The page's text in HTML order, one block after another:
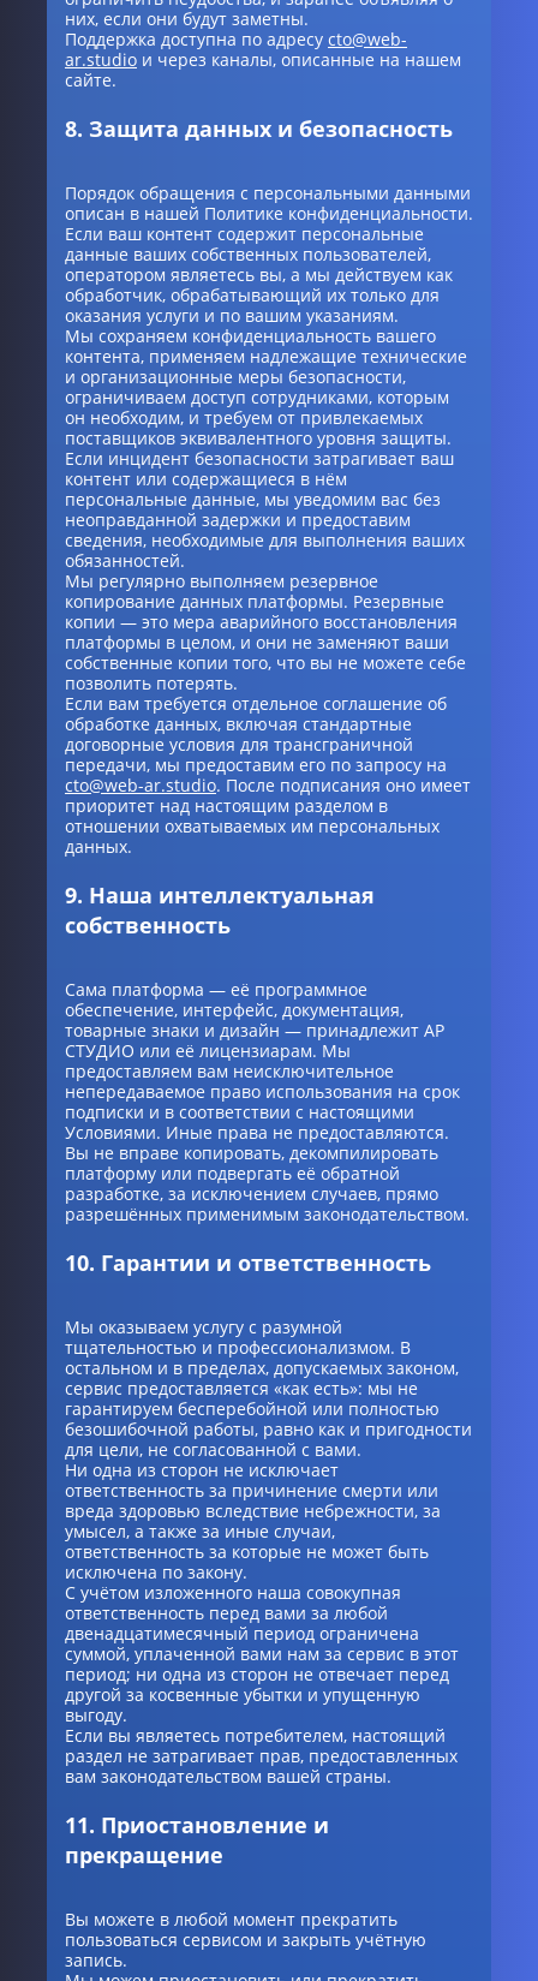
них, если они будут заметны.
Поддержка доступна по адресу cto@web-
ar.studio и через каналы, описанные на нашем
сайте.
8. Защита данных и безопасность
Порядок обращения с персональными данными
описан в нашей Политике конфиденциальности.
Если ваш контент содержит персональные
данные ваших собственных пользователей,
оператором являетесь вы, а мы действуем как
обработчик, обрабатывающий их только для
оказания услуги и по вашим указаниям.
Мы сохраняем конфиденциальность вашего
контента, применяем надлежащие технические
и организационные меры безопасности,
ограничиваем доступ сотрудниками, которым
он необходим, и требуем от привлекаемых
поставщиков эквивалентного уровня защиты.
Если инцидент безопасности затрагивает ваш
контент или содержащиеся в нём
персональные данные, мы уведомим вас без
неоправданной задержки и предоставим
сведения, необходимые для выполнения ваших
обязанностей.
Мы регулярно выполняем резервное
копирование данных платформы. Резервные
копии — это мера аварийного восстановления
платформы в целом, и они не заменяют ваши
собственные копии того, что вы не можете себе
позволить потерять.
Если вам требуется отдельное соглашение об
обработке данных, включая стандартные
договорные условия для трансграничной
передачи, мы предоставим его по запросу на
cto@web-ar.studio. После подписания оно имеет
приоритет над настоящим разделом в
отношении охватываемых им персональных
данных.
9. Наша интеллектуальная
собственность
Сама платформа — её программное
обеспечение, интерфейс, документация,
товарные знаки и дизайн — принадлежит АР
СТУДИО или её лицензиарам. Мы
предоставляем вам неисключительное
непередаваемое право использования на срок
подписки и в соответствии с настоящими
Условиями. Иные права не предоставляются.
Вы не вправе копировать, декомпилировать
платформу или подвергать её обратной
разработке, за исключением случаев, прямо
разрешённых применимым законодательством.
10. Гарантии и ответственность
Мы оказываем услугу с разумной
тщательностью и профессионализмом. В
остальном и в пределах, допускаемых законом,
сервис предоставляется «как есть»: мы не
гарантируем бесперебойной или полностью
безошибочной работы, равно как и пригодности
для цели, не согласованной с вами.
Ни одна из сторон не исключает
ответственность за причинение смерти или
вреда здоровью вследствие небрежности, за
умысел, а также за иные случаи,
ответственность за которые не может быть
исключена по закону.
С учётом изложенного наша совокупная
ответственность перед вами за любой
двенадцатимесячный период ограничена
суммой, уплаченной вами нам за сервис в этот
период; ни одна из сторон не отвечает перед
другой за косвенные убытки и упущенную
выгоду.
Если вы являетесь потребителем, настоящий
раздел не затрагивает прав, предоставленных
вам законодательством вашей страны.
11. Приостановление и
прекращение
Вы можете в любой момент прекратить
пользоваться сервисом и закрыть учётную
запись.